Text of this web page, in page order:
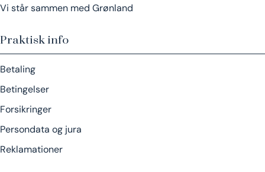
Vi står sammen med Grønland
Praktisk info
Betaling
Betingelser
Forsikringer
Persondata og jura
Reklamationer